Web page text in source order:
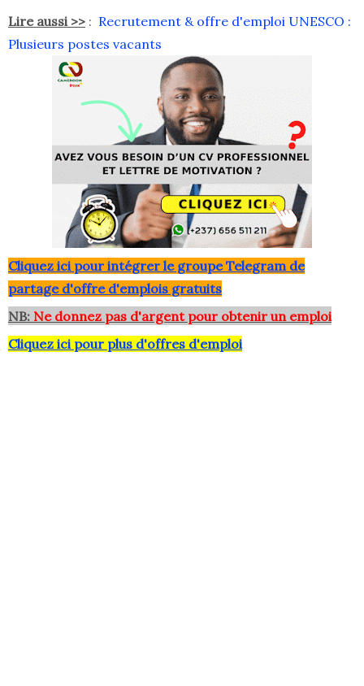
Lire aussi >> : Recrutement & offre d'emploi UNESCO :
Plusieurs postes vacants
Cliquez ici pour intégrer le groupe Telegram de
partage d'offre d'emplois gratuits
NB: Ne donnez pas d'argent pour obtenir un emploi
Cliquez ici pour plus d'offres d'emploi